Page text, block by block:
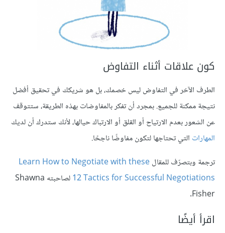
كون علاقات أثناء التفاوض
الطرف الآخر في التفاوض ليس خصمك، بل هو شريكك في تحقيق أفضل
نتيجة ممكنة للجميع. بمجرد أن تفكر بالمفاوضات بهذه الطريقة، ستتوقف
عن الشعور بعدم الارتياح أو القلق أو الارتباك حيالها، لأنك ستدرك أن لديك
المهارات التي تحتاجها لتكون مفاوضًا ناجحًا.
ترجمة وبتصرّف للمقالLearn How to Negotiate with these
12 Tactics for Successful Negotiations
لصاحبته Shawna
Fisher.
اقرأ أيضًا